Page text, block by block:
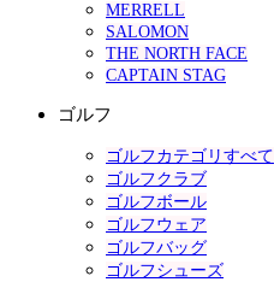
MERRELL
SALOMON
THE NORTH FACE
CAPTAIN STAG
ゴルフ
ゴルフカテゴリすべて
ゴルフクラブ
ゴルフボール
ゴルフウェア
ゴルフバッグ
ゴルフシューズ